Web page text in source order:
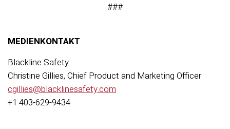
###
MEDIENKONTAKT
Blackline Safety
Christine Gillies, Chief Product and Marketing Officer
cgillies@blacklinesafety.com
+1 403-629-9434